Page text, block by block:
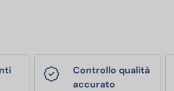
Controllo qualità
accurato